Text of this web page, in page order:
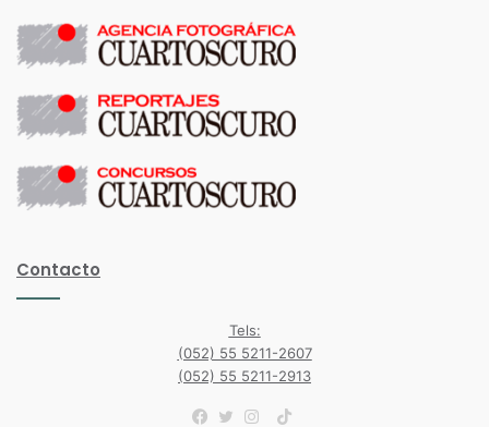
Contacto
Tels:
(052) 55 5211-2607
(052) 55 5211-2913
TikTok